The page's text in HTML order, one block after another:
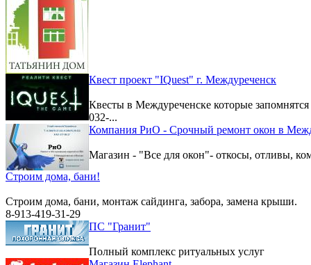
Квест проект "IQuest" г. Междуреченск
Квесты в Междуреченске которые
032-...
Компания РиО - Срочный ремонт окон в
Магазин - "Все для окон"- откосы, отливы,
Строим дома, бани!
Строим дома, бани, монтаж сайдинга, забора, замена крыши.
8-913-419-31-29
ПС "Гранит"
Полный комплекс ритуальных услуг